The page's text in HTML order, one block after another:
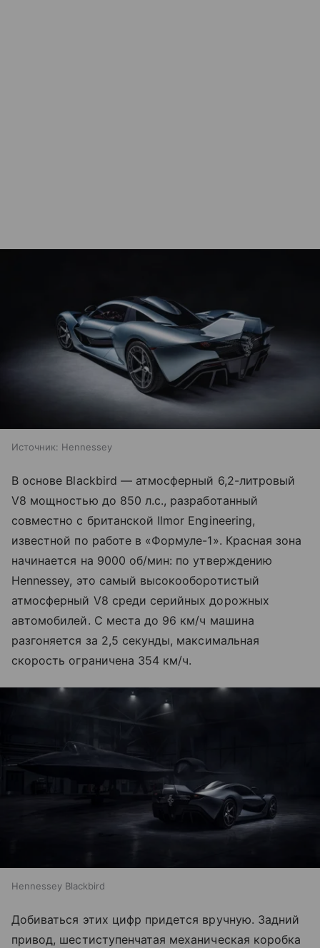
Источник: Hennessey
В основе Blackbird — атмосферный 6,2-литровый
V8 мощностью до 850 л.с., разработанный
совместно с британской Ilmor Engineering,
известной по работе в «Формуле-1». Красная зона
начинается на 9000 об/мин: по утверждению
Hennessey, это самый высокооборотистый
атмосферный V8 среди серийных дорожных
автомобилей. С места до 96 км/ч машина
разгоняется за 2,5 секунды, максимальная
скорость ограничена 354 км/ч.
Hennessey Blackbird
Добиваться этих цифр придется вручную. Задний
привод, шестиступенчатая механическая коробка